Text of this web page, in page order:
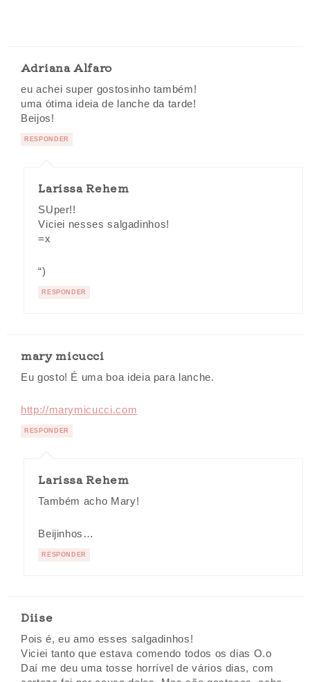
Adriana Alfaro
eu achei super gostosinho também!
uma ótima ideia de lanche da tarde!
Beijos!
RESPONDER
Larissa Rehem
SUper!!
Viciei nesses salgadinhos!
=x
“)
RESPONDER
mary micucci
Eu gosto! É uma boa ideia para lanche.
http://marymicucci.com
RESPONDER
Larissa Rehem
Também acho Mary!
Beijinhos…
RESPONDER
Diise
Pois é, eu amo esses salgadinhos!
Viciei tanto que estava comendo todos os dias O.o
Daí me deu uma tosse horrível de vários dias, com